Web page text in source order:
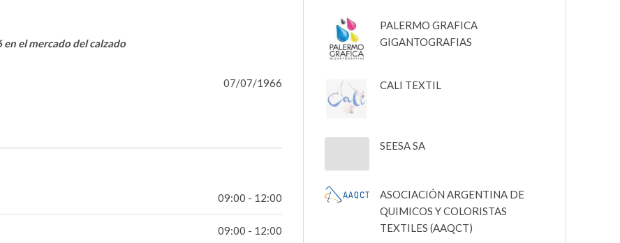
en el mercado del calzado
07/07/1966
09:00 - 12:00
09:00 - 12:00
PALERMO GRAFICA
GIGANTOGRAFIAS
CALI TEXTIL
SEESA SA
ASOCIACIÓN ARGENTINA DE
QUIMICOS Y COLORISTAS
TEXTILES (AAQCT)